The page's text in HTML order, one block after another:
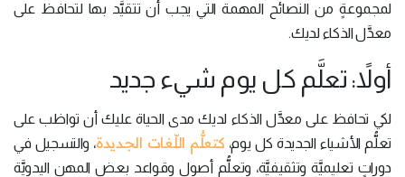
لمجموعةٍ من النصائح المهمة التي يجب أن تتقيَّد بها لتحافظ على
معدَّل الذكاء لديك.
أولاً: تعلَّم كل يوم شيء جديد
لكي تحافظ على معدَّل الذكاء لديك مدى الحياة عليك أن تواظب على
تعلُّم الأشياء الجديدة كل يوم، كتعلُّم اللّغات الجديدة، والتسجيل في
دوراتٍ تعليميَّة وتثقيفيَّة، وتعلُّم أصول وقواعد بعض المهن اليدويَّة